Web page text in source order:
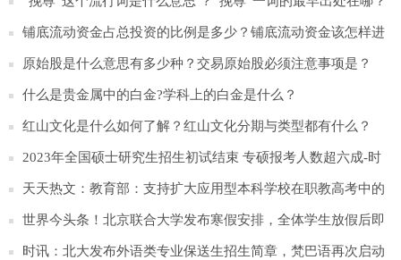
铺底流动资金占总投资的比例是多少？铺底流动资金该怎样进
行理解？
原始股是什么意思有多少种？交易原始股必须注意事项是？
什么是贵金属中的白金?学科上的白金是什么？
红山文化是什么如何了解？红山文化分期与类型都有什么？
2023年全国硕士研究生招生初试结束 专硕报考人数超六成-时
快讯
天天热文：教育部：支持扩大应用型本科学校在职教高考中的
招生规模
世界今头条！北京联合大学发布寒假安排，全体学生放假后即
离校返家
时讯：北大发布外语类专业保送生招生简章，梵巴语再次启动